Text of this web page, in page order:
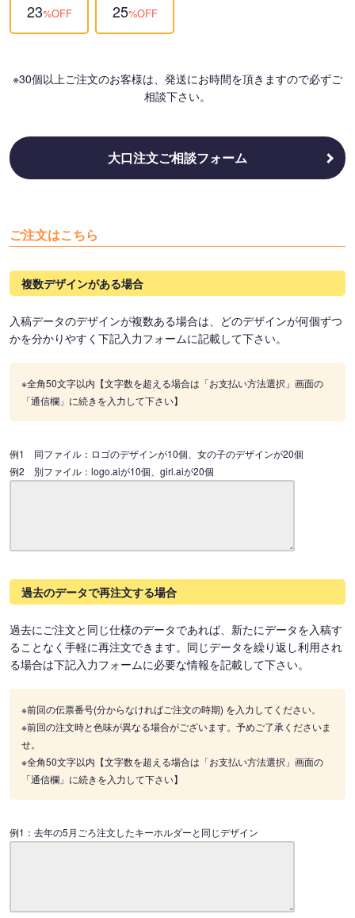
23%OFF 25%OFF
※30個以上ご注文のお客様は、発送にお時間を頂きますので必ずご
相談下さい。
大口注文ご相談フォーム
ご注文はこちら
複数デザインがある場合
入稿データのデザインが複数ある場合は、どのデザインが何個ずつ
かを分かりやすく下記入力フォームに記載して下さい。
※全角50文字以内【文字数を超える場合は「お支払い方法選択」画面の
「通信欄」に続きを入力して下さい】
例1 同ファイル：ロゴのデザインが10個、女の子のデザインが20個
例2 別ファイル：logo.aiが10個、girl.aiが20個
過去のデータで再注文する場合
過去にご注文と同じ仕様のデータであれば、新たにデータを入稿す
ることなく手軽に再注文できます。同じデータを繰り返し利用され
る場合は下記入力フォームに必要な情報を記載して下さい。
※前回の伝票番号(分からなければご注文の時期) を入力してください。
※前回の注文時と色味が異なる場合がございます。予めご了承くださいま
せ。
※全角50文字以内【文字数を超える場合は「お支払い方法選択」画面の
「通信欄」に続きを入力して下さい】
例1：去年の5月ごろ注文したキーホルダーと同じデザイン